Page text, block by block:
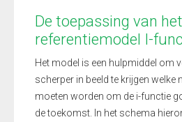
De toepassing van het
referentiemodel I-
Het model is een hulpmiddel om
scherper in beeld te krijgen welke
moeten worden om de i-functie
de toekomst. In het schema